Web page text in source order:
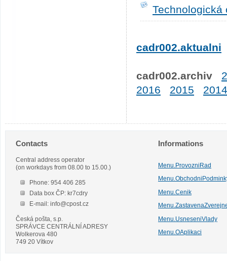
Technologická
cadr002.aktualni
cadr002.archiv
2016
2015 2014
Contacts
Central address operator
(on workdays from 08.00 to 15.00.)
Phone: 954 406 285
Data box ČP: kr7cdry
E-mail: info@cpost.cz
Česká pošta, s.p.
SPRÁVCE CENTRÁLNÍ ADRESY
Wolkerova 480
749 20 Vítkov
Informations
Menu.ProvozniRad
Menu.Cenik
Menu.UsneseniVlady
Menu.OAplikaci